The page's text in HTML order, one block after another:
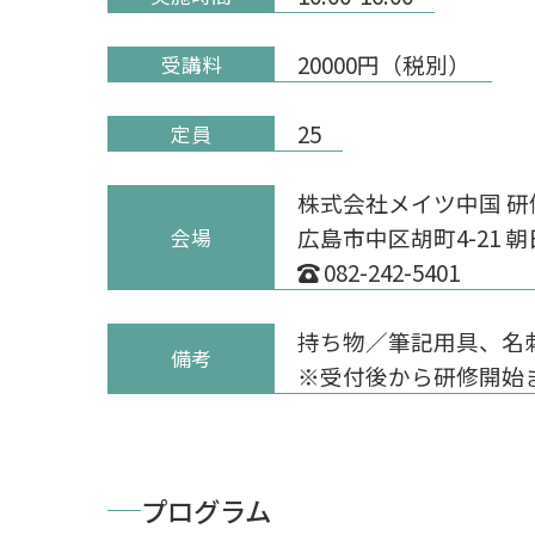
受講料 20000円（税別）
定員 25
会場
株式会社メイツ中国
広島市中区胡町4-21
082-242-5401
備考
持ち物／筆記用具、名
※受付後から研修開始
プログラム